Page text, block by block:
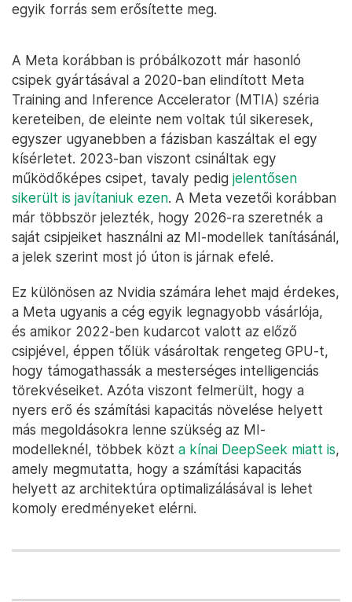
egyik forrás sem erősítette meg.
A Meta korábban is próbálkozott már hasonló
csipek gyártásával a 2020-ban elindított Meta
Training and Inference Accelerator (MTIA) széria
kereteiben, de eleinte nem voltak túl sikeresek,
egyszer ugyanebben a fázisban kaszáltak el egy
kísérletet. 2023-ban viszont csináltak egy
működőképes csipet, tavaly pedig jelentősen
sikerült is javítaniuk ezen. A Meta vezetői korábban
már többször jelezték, hogy 2026-ra szeretnék a
saját csipjeiket használni az MI-modellek tanításánál,
a jelek szerint most jó úton is járnak efelé.
Ez különösen az Nvidia számára lehet majd érdekes,
a Meta ugyanis a cég egyik legnagyobb vásárlója,
és amikor 2022-ben kudarcot valott az előző
csipjével, éppen tőlük vásároltak rengeteg GPU-t,
hogy támogathassák a mesterséges intelligenciás
törekvéseiket. Azóta viszont felmerült, hogy a
nyers erő és számítási kapacitás növelése helyett
más megoldásokra lenne szükség az MI-
modelleknél, többek közt a kínai DeepSeek miatt is,
amely megmutatta, hogy a számítási kapacitás
helyett az architektúra optimalizálásával is lehet
komoly eredményeket elérni.